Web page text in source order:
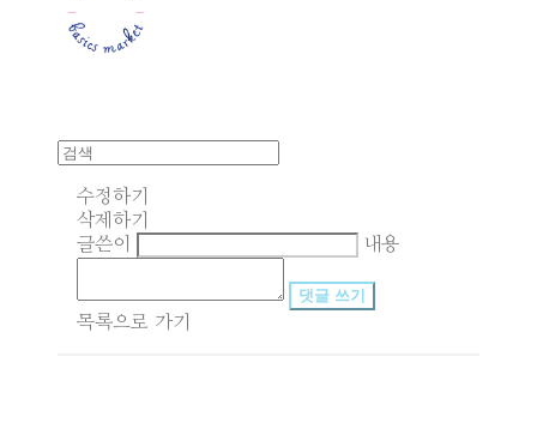
수정하기
삭제하기
글쓴이
내용
댓글 쓰기
목록으로 가기